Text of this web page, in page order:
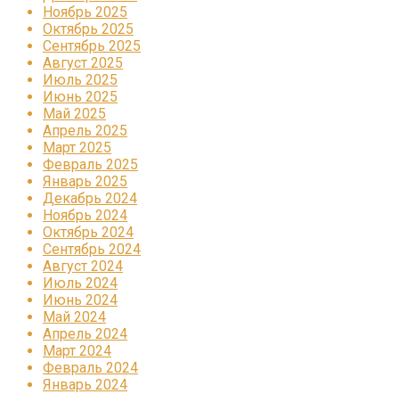
Ноябрь 2025
Октябрь 2025
Сентябрь 2025
Август 2025
Июль 2025
Июнь 2025
Май 2025
Апрель 2025
Март 2025
Февраль 2025
Январь 2025
Декабрь 2024
Ноябрь 2024
Октябрь 2024
Сентябрь 2024
Август 2024
Июль 2024
Июнь 2024
Май 2024
Апрель 2024
Март 2024
Февраль 2024
Январь 2024